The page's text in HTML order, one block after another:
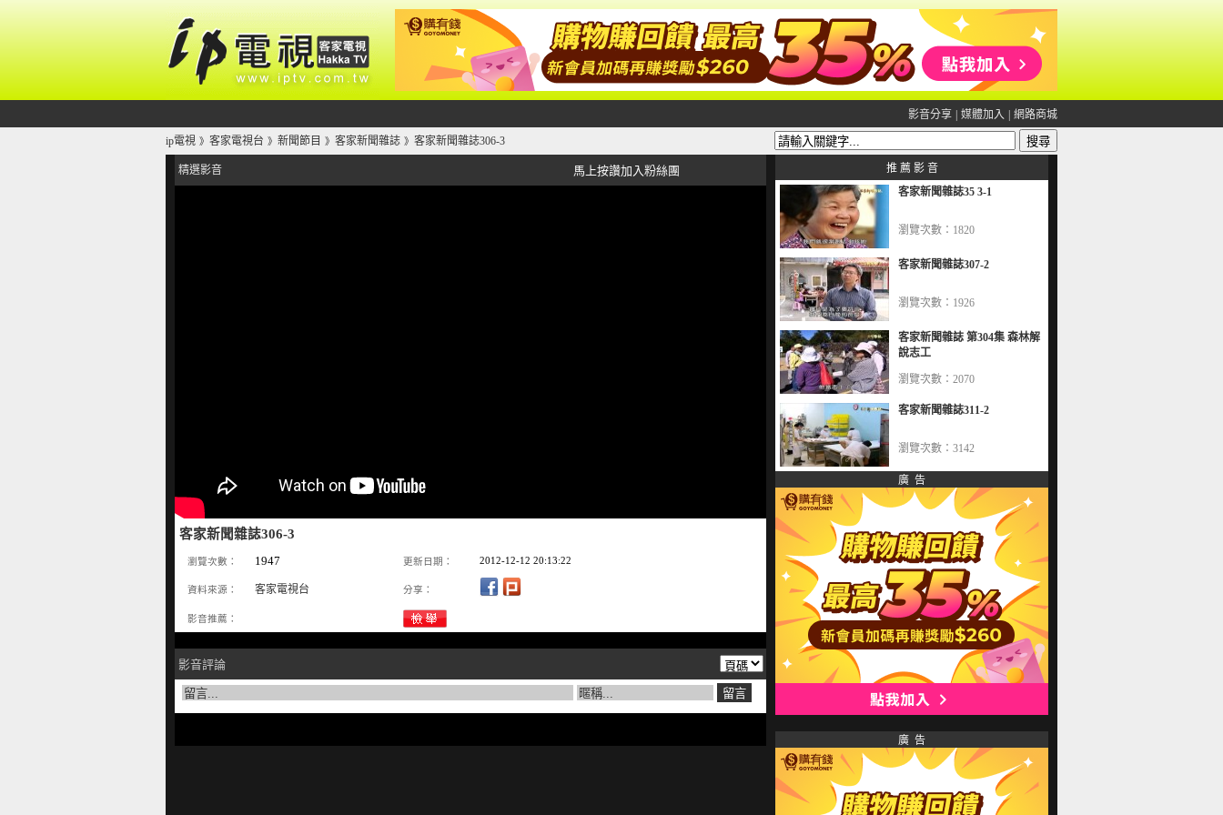
影音分享 媒體加入 網路商城
ip電視 》 客家電視台 》 新聞節目 》 客家新聞雜誌 》 客家新聞雜誌306-3
精選影音 馬上按讚加入粉絲團
客家新聞雜誌306-3
瀏覽次數： 1947 更新日期： 2012-12-12 20:13:22
資料來源： 客家電視台 分享：
影音推薦：
影音評論
推 薦 影 音
客家新聞雜誌35 3-1
瀏覽次數：1820
客家新聞雜誌307-2
瀏覽次數：1926
客家新聞雜誌 第304集 森林解
說志工
瀏覽次數：2070
客家新聞雜誌311-2
瀏覽次數：3142
廣 告
廣 告